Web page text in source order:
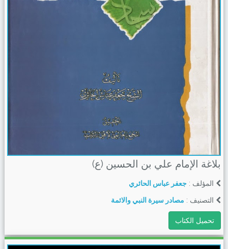
بلاغة الإمام علي بن الحسين (ع)
المؤلف : جعفر عباس الحائري
التصنيف : مصادر سيرة النبي والائمة
تحميل الكتاب